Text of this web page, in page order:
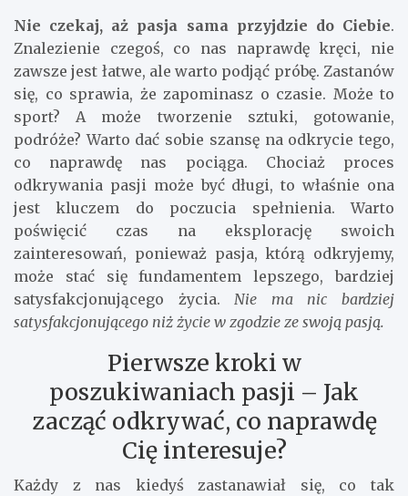
Nie czekaj, aż pasja sama przyjdzie do Ciebie.
Znalezienie czegoś, co nas naprawdę kręci, nie
zawsze jest łatwe, ale warto podjąć próbę. Zastanów
się, co sprawia, że zapominasz o czasie. Może to
sport? A może tworzenie sztuki, gotowanie,
podróże? Warto dać sobie szansę na odkrycie tego,
co naprawdę nas pociąga. Chociaż proces
odkrywania pasji może być długi, to właśnie ona
jest kluczem do poczucia spełnienia. Warto
poświęcić czas na eksplorację swoich
zainteresowań, ponieważ pasja, którą odkryjemy,
może stać się fundamentem lepszego, bardziej
satysfakcjonującego życia.Nie ma nic bardziej
satysfakcjonującego niż życie w zgodzie ze swoją pasją.
Pierwsze kroki w
poszukiwaniach pasji – Jak
zacząć odkrywać, co naprawdę
Cię interesuje?
Każdy z nas kiedyś zastanawiał się, co tak